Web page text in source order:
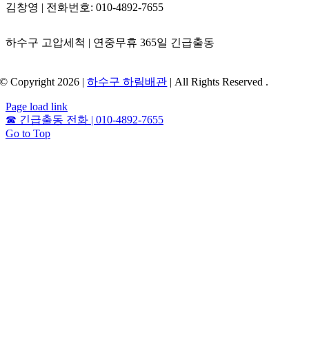
김창영 | 전화번호: 010-4892-7655
하수구 고압세척 | 연중무휴 365일 긴급출동
© Copyright 2026 |하수구 하림배관 | All Rights Reserved .
Page load link
☎ 긴급출동 전화 | 010-4892-7655
Go to Top